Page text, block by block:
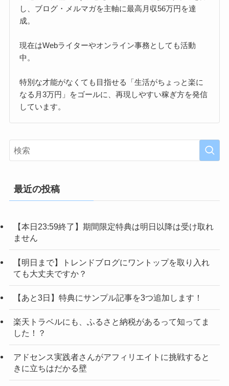
し、ブログ・メルマガを主軸に最高月収56万円を達
成。
現在はWebライターやオンライン事務としても活動
中。
特別な才能がなくても目指せる「生活がちょっと楽に
なる月3万円」をゴールに、再現しやすい稼ぎ方を発信
しています。
最近の投稿
【本日23:59終了】期間限定特典は明日以降は受け取れ
ません
【明日まで】トレンドブログにワントップを取り入れ
ても大丈夫ですか？
【あと3日】特典にサンプル記事を3つ追加します！
楽天トラベルにも、ふるさと納税があるって知ってま
した！？
アドセンス実践者さんがアフィリエイトに挑戦すると
きに立ちはだかる壁